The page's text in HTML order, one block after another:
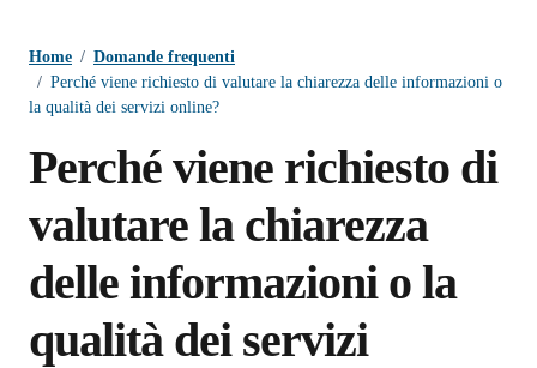
Home / Domande frequenti
/ Perché viene richiesto di valutare la chiarezza delle informazioni o
la qualità dei servizi online?
Perché viene richiesto di
valutare la chiarezza
delle informazioni o la
qualità dei servizi